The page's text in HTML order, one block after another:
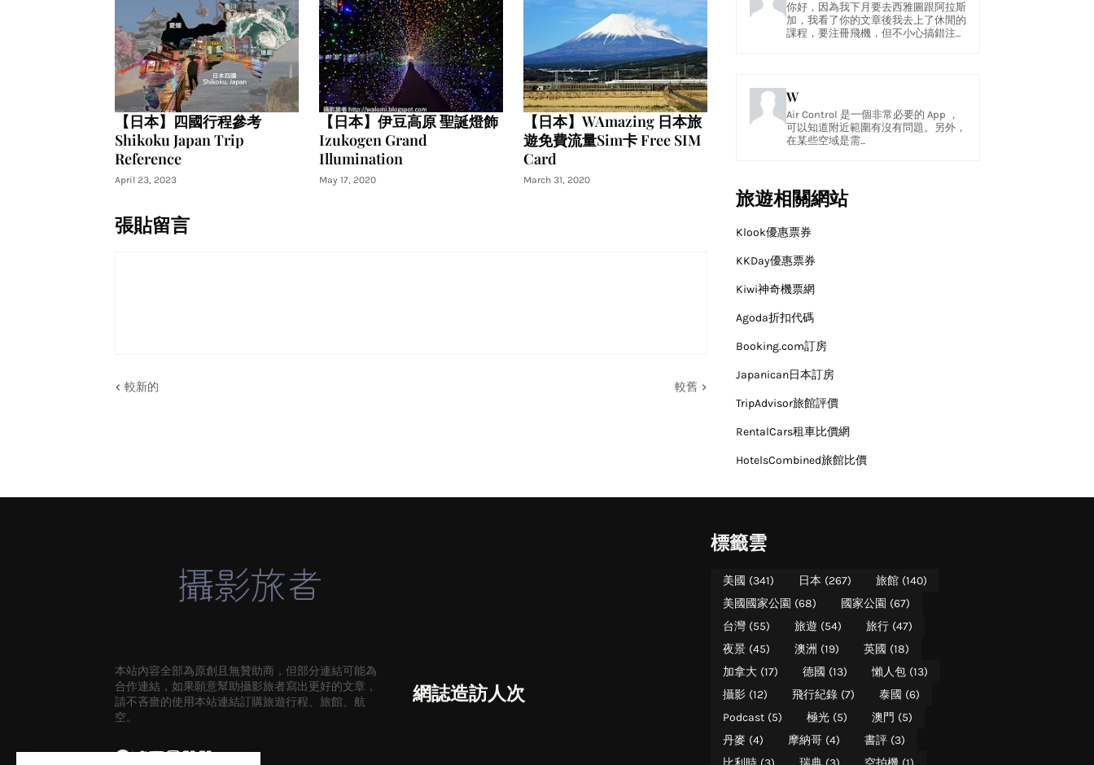
【日本】四國行程參考
Shikoku Japan Trip
Reference
April 23, 2023
【日本】伊豆高原 聖誕燈飾
Izukogen Grand
Illumination
May 17, 2020
【日本】WAmazing 日本旅
遊免費流量Sim卡 Free SIM
Card
March 31, 2020
張貼留言
較新的 較舊
你好，因為我下月要去西雅圖跟阿拉斯
加，我看了你的文章後我去上了休閒的
課程，要注冊飛機，但不小心搞錯注...
W
Air Control 是一個非常必要的 App ，
可以知道附近範圍有沒有問題。另外，
在某些空域是需...
旅遊相關網站
Klook優惠票券
KKDay優惠票券
Kiwi神奇機票網
Agoda折扣代碼
Booking.com訂房
Japanican日本訂房
TripAdvisor旅館評價
RentalCars租車比價網
HotelsCombined旅館比價
本站內容全部為原創且無贊助商，但部分連結可能為
合作連結，如果願意幫助攝影旅者寫出更好的文章，
請不吝嗇的使用本站連結訂購旅遊行程、旅館、航
空。
網誌造訪人次
標籤雲
美國 (341) 日本 (267) 旅館 (140)
美國國家公園 (68) 國家公園 (67)
台灣 (55) 旅遊 (54) 旅行 (47)
夜景 (45) 澳洲 (19) 英國 (18)
加拿大 (17) 德國 (13) 懶人包 (13)
攝影 (12) 飛行紀錄 (7) 泰國 (6)
Podcast (5) 極光 (5) 澳門 (5)
丹麥 (4) 摩納哥 (4) 書評 (3)